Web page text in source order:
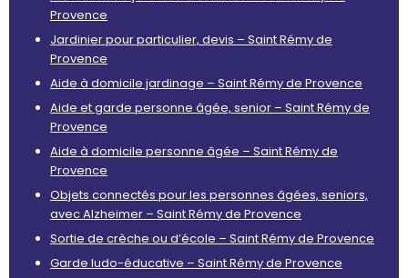
Provence
Jardinier pour particulier, devis – Saint Rémy de
Provence
Aide à domicile jardinage – Saint Rémy de Provence
Aide et garde personne âgée, senior – Saint Rémy de
Provence
Aide à domicile personne âgée – Saint Rémy de
Provence
Objets connectés pour les personnes âgées, seniors,
avec Alzheimer – Saint Rémy de Provence
Sortie de crèche ou d’école – Saint Rémy de Provence
Garde ludo-éducative – Saint Rémy de Provence